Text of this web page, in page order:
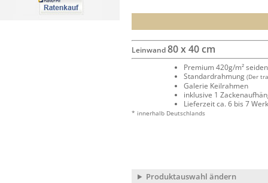
Leinwand80 x 40 cm
Premium 420g/m²
Standardrahmung (Der
Galerie Keilrahmen
inklusive 1
Lieferzeit ca. 6 bis 7
* innerhalb Deutschlands
Produktauswahl ändern